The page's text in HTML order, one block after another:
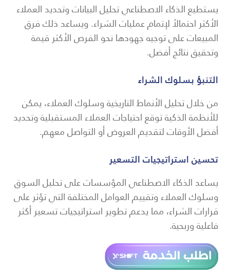
يستطيع الذكاء الاصطناعي تحليل البيانات وتحديد العملاء
الأكثر احتمالاً لإتمام عمليات الشراء. ويساعد ذلك فرق
المبيعات على توجيه جهودها نحو الفرص الأكثر قيمة
وتحقيق نتائج أفضل.
التنبؤ بسلوك الشراء
من خلال تحليل الأنماط التاريخية وسلوك العملاء، يمكن
للأنظمة الذكية توقع احتياجات العملاء المستقبلية وتحديد
أفضل الأوقات لتقديم العروض أو التواصل معهم.
تحسين استراتيجيات التسعير
يساعد الذكاء الاصطناعي المؤسسات على تحليل السوق
وسلوك العملاء وتقييم العوامل المختلفة التي تؤثر على
قرارات الشراء، مما يدعم تطوير استراتيجيات تسعير أكثر
فاعلية وربحية.